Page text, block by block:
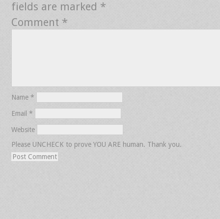
fields are marked *
Comment *
Name *
Email *
Website
Please UNCHECK to prove YOU ARE human. Thank you.